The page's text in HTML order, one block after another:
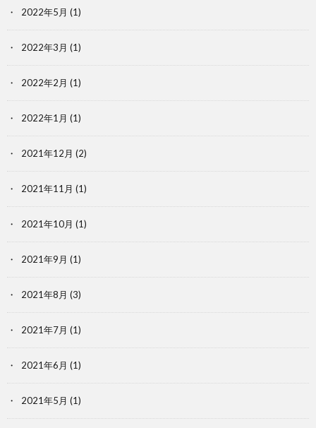
2022年5月 (1)
2022年3月 (1)
2022年2月 (1)
2022年1月 (1)
2021年12月 (2)
2021年11月 (1)
2021年10月 (1)
2021年9月 (1)
2021年8月 (3)
2021年7月 (1)
2021年6月 (1)
2021年5月 (1)